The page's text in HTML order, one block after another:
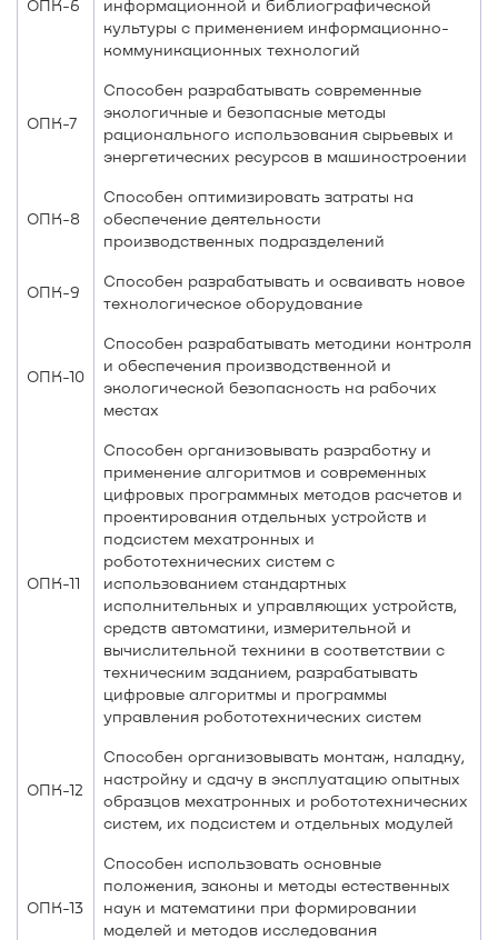
ОПК-6
информационной и библиографической
культуры с применением информационно-
коммуникационных технологий
ОПК-7
Способен разрабатывать современные
экологичные и безопасные методы
рационального использования сырьевых и
энергетических ресурсов в машиностроении
ОПК-8
Способен оптимизировать затраты на
обеспечение деятельности
производственных подразделений
ОПК-9
Способен разрабатывать и осваивать новое
технологическое оборудование
ОПК-10
Способен разрабатывать методики контроля
и обеспечения производственной и
экологической безопасность на рабочих
местах
ОПК-11
Способен организовывать разработку и
применение алгоритмов и современных
цифровых программных методов расчетов и
проектирования отдельных устройств и
подсистем мехатронных и
робототехнических систем с
использованием стандартных
исполнительных и управляющих устройств,
средств автоматики, измерительной и
вычислительной техники в соответствии с
техническим заданием, разрабатывать
цифровые алгоритмы и программы
управления робототехнических систем
ОПК-12
Способен организовывать монтаж, наладку,
настройку и сдачу в эксплуатацию опытных
образцов мехатронных и робототехнических
систем, их подсистем и отдельных модулей
ОПК-13
Способен использовать основные
положения, законы и методы естественных
наук и математики при формировании
моделей и методов исследования